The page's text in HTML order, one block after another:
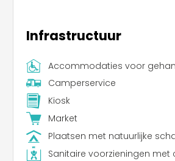
Infrastructuur
Accommodaties voor
Camperservice
Kiosk
Market
Plaatsen met natuurlijke
Sanitaire voorzieningen